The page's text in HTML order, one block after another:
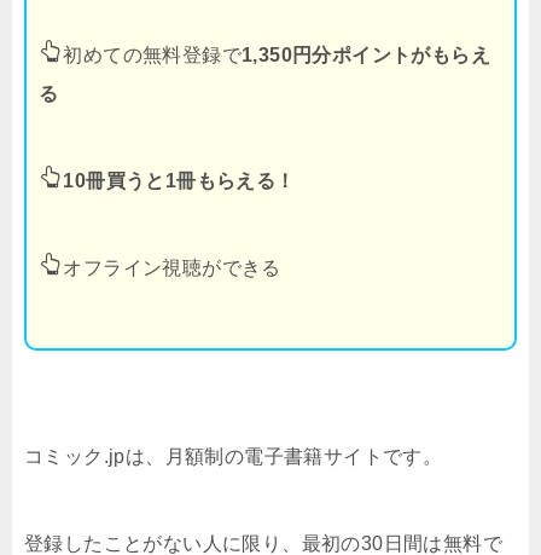
初めての無料登録で1,350円分ポイントがもらえ
る
10冊買うと1冊もらえる！
オフライン視聴ができる
コミック.jpは、月額制の電子書籍サイトです。
登録したことがない人に限り、最初の30日間は無料で